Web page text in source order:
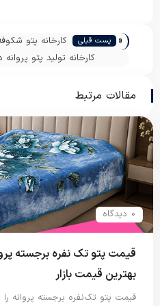
« پست قبلی
کارخانه پتو
کارخانه تولید پتو
مقالات مرتبط
0 دیدگاه
قیمت پتو تک نفره برجسته
بهترین قیمت بازار
قیمت پتو تک‌نفره برجسته پروانه